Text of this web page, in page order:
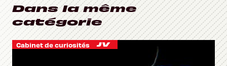
Dans la même
catégorie
Cabinet de curiosités